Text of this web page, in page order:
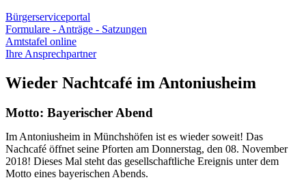
Bürgerserviceportal
Formulare - Anträge - Satzungen
Amtstafel online
Ihre Ansprechpartner
Wieder Nachtcafé im Antoniusheim
Motto: Bayerischer Abend
Im Antoniusheim in Münchshöfen ist es wieder soweit! Das
Nachcafé öffnet seine Pforten am Donnerstag, den 08. November
2018! Dieses Mal steht das gesellschaftliche Ereignis unter dem
Motto eines bayerischen Abends.